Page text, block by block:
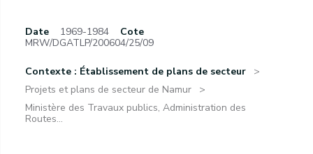
Date 1969-1984
Cote
MRW/DGATLP/200604/25/09
Contexte : Établissement de plans de secteur
Projets et plans de secteur de Namur
Ministère des Travaux publics, Administration des
Routes...